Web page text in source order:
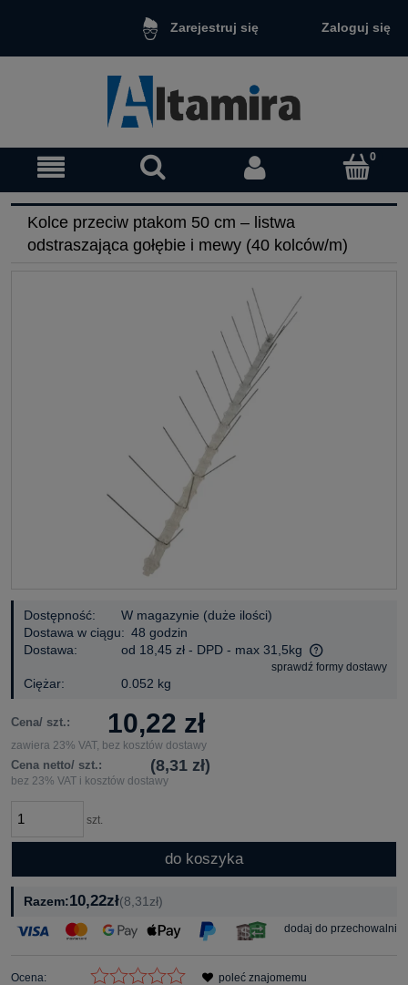
Zarejestruj się Zaloguj się
Kolce przeciw ptakom 50 cm – listwa
odstraszająca gołębie i mewy (40 kolców/m)
Dostępność:
W magazynie (duże ilości)
Dostawa w ciągu: 48 godzin
Dostawa:
od 18,45 zł - DPD - max 31,5kg
Cena nie zawiera ewentualnych kosztów płatnościsprawdź formy dostawy
Ciężar: 0.052 kg
Cena/ szt.: 10,22 zł
zawiera 23% VAT, bez kosztów dostawy
Cena netto/ szt.: (8,31 zł)
bez 23% VAT i kosztów dostawy
szt.
do koszyka
Razem:10,22zł(8,31zł)
dodaj do przechowalni
Ocena:
poleć znajomemu